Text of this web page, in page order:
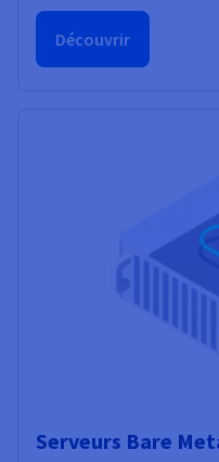
Découvrir
Serveurs Bare